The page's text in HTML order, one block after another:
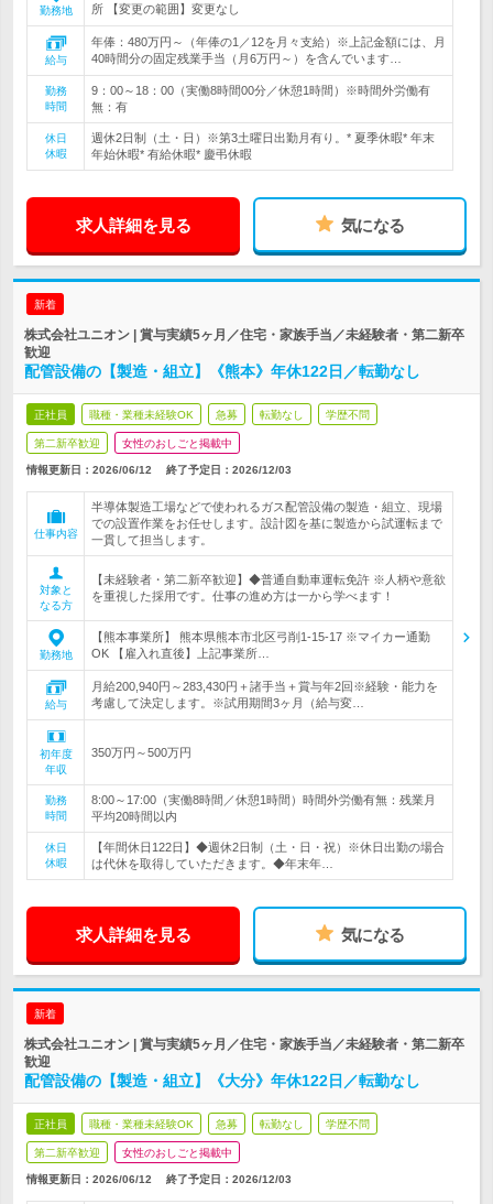
勤務地 所 【変更の範囲】変更なし
給与
年俸：480万円～（年俸の1／12を月々支給）※上記金額には、月
40時間分の固定残業手当（月6万円～）を含んでいます…
勤務
時間
9：00～18：00（実働8時間00分／休憩1時間）※時間外労働有
無：有
休日
休暇
週休2日制（土・日）※第3土曜日出勤月有り。* 夏季休暇* 年末
年始休暇* 有給休暇* 慶弔休暇
求人詳細を見る 気になる
新着
株式会社ユニオン | 賞与実績5ヶ月／住宅・家族手当／未経験者・第二新卒
歓迎
配管設備の【製造・組立】《熊本》年休122日／転勤なし
正社員 職種・業種未経験OK 急募 転勤なし 学歴不問
第二新卒歓迎 女性のおしごと掲載中
情報更新日：2026/06/12 終了予定日： 2026/12/03
仕事内容
半導体製造工場などで使われるガス配管設備の製造・組立、現場
での設置作業をお任せします。設計図を基に製造から試運転まで
一貫して担当します。
対象と
なる方
【未経験者・第二新卒歓迎】◆普通自動車運転免許 ※人柄や意欲
を重視した採用です。仕事の進め方は一から学べます！
勤務地
【熊本事業所】 熊本県熊本市北区弓削1-15-17 ※マイカー通勤
OK 【雇入れ直後】上記事業所…
給与
月給200,940円～283,430円＋諸手当＋賞与年2回※経験・能力を
考慮して決定します。※試用期間3ヶ月（給与変…
初年度
年収
350万円～500万円
勤務
時間
8:00～17:00（実働8時間／休憩1時間）時間外労働有無：残業月
平均20時間以内
休日
休暇
【年間休日122日】◆週休2日制（土・日・祝）※休日出勤の場合
は代休を取得していただきます。◆年末年…
求人詳細を見る 気になる
新着
株式会社ユニオン | 賞与実績5ヶ月／住宅・家族手当／未経験者・第二新卒
歓迎
配管設備の【製造・組立】《大分》年休122日／転勤なし
正社員 職種・業種未経験OK 急募 転勤なし 学歴不問
第二新卒歓迎 女性のおしごと掲載中
情報更新日：2026/06/12 終了予定日： 2026/12/03